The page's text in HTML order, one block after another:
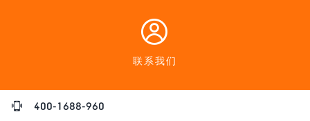
联系我们
400-1688-960